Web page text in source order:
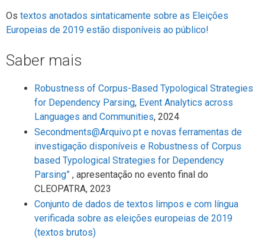
Os textos anotados sintaticamente sobre as Eleições
Europeias de 2019 estão disponíveis ao público!
Saber mais
Robustness of Corpus-Based Typological Strategies
for Dependency Parsing, Event Analytics across
Languages and Communities, 2024
Secondments@Arquivo.pt e novas ferramentas de
investigação disponíveis e Robustness of Corpus
based Typological Strategies for Dependency
Parsing” , apresentação no evento final do
CLEOPATRA, 2023
Conjunto de dados de textos limpos e com língua
verificada sobre as eleições europeias de 2019
(textos brutos)